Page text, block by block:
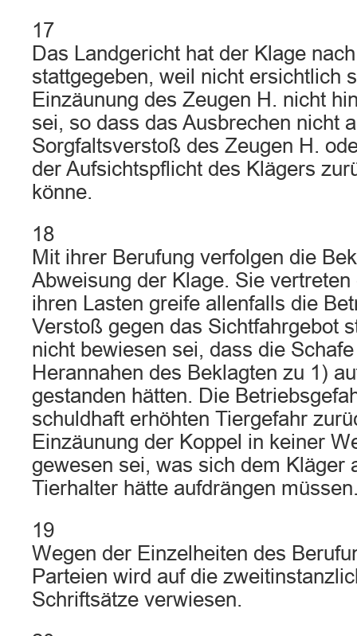
17
Das Landgericht hat der Klage
stattgegeben, weil nicht ersichtlich
Einzäunung des Zeugen H. nicht
sei, so dass das Ausbrechen nicht
Sorgfaltsverstoß des Zeugen H.
der Aufsichtspflicht des Klägers
könne.
18
Mit ihrer Berufung verfolgen die
Abweisung der Klage. Sie
ihren Lasten greife allenfalls die
Verstoß gegen das Sichtfahrgebot
nicht bewiesen sei, dass die
Herannahen des Beklagten zu 1)
gestanden hätten. Die
schuldhaft erhöhten Tiergefahr
Einzäunung der Koppel in keiner
gewesen sei, was sich dem Kläger
Tierhalter hätte aufdrängen
19
Wegen der Einzelheiten des
Parteien wird auf die
Schriftsätze verwiesen.